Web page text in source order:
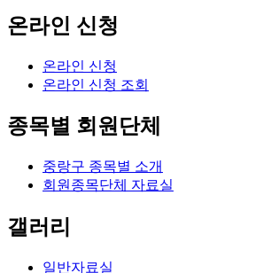
온라인 신청
온라인 신청
온라인 신청 조회
종목별 회원단체
중랑구 종목별 소개
회원종목단체 자료실
갤러리
일반자료실